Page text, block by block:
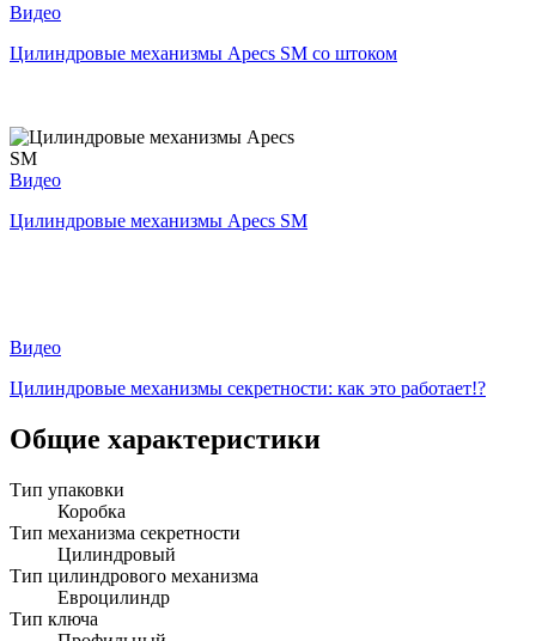
Видео
Цилиндровые механизмы Apecs SM со штоком
Видео
Цилиндровые механизмы Apecs SM
Видео
Цилиндровые механизмы секретности: как это работает!?
Общие характеристики
Тип упаковки
Коробка
Тип механизма секретности
Цилиндровый
Тип цилиндрового механизма
Евроцилиндр
Тип ключа